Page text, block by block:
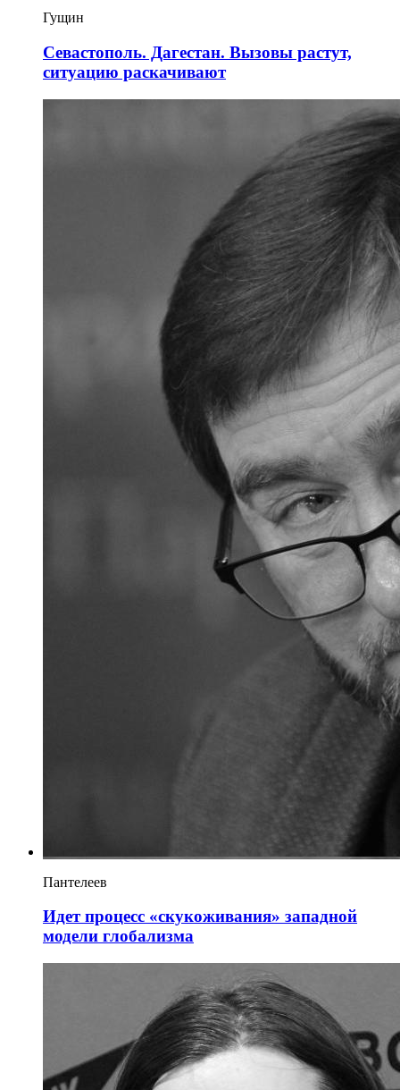
Гущин
Севастополь. Дагестан. Вызовы растут,
ситуацию раскачивают
Пантелеев
Идет процесс «скукоживания» западной
модели глобализма